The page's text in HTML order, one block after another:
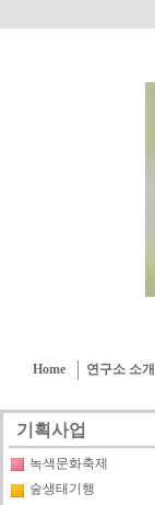
Home 연구소 소개
기획사업
녹색문화축제
숲생태기행